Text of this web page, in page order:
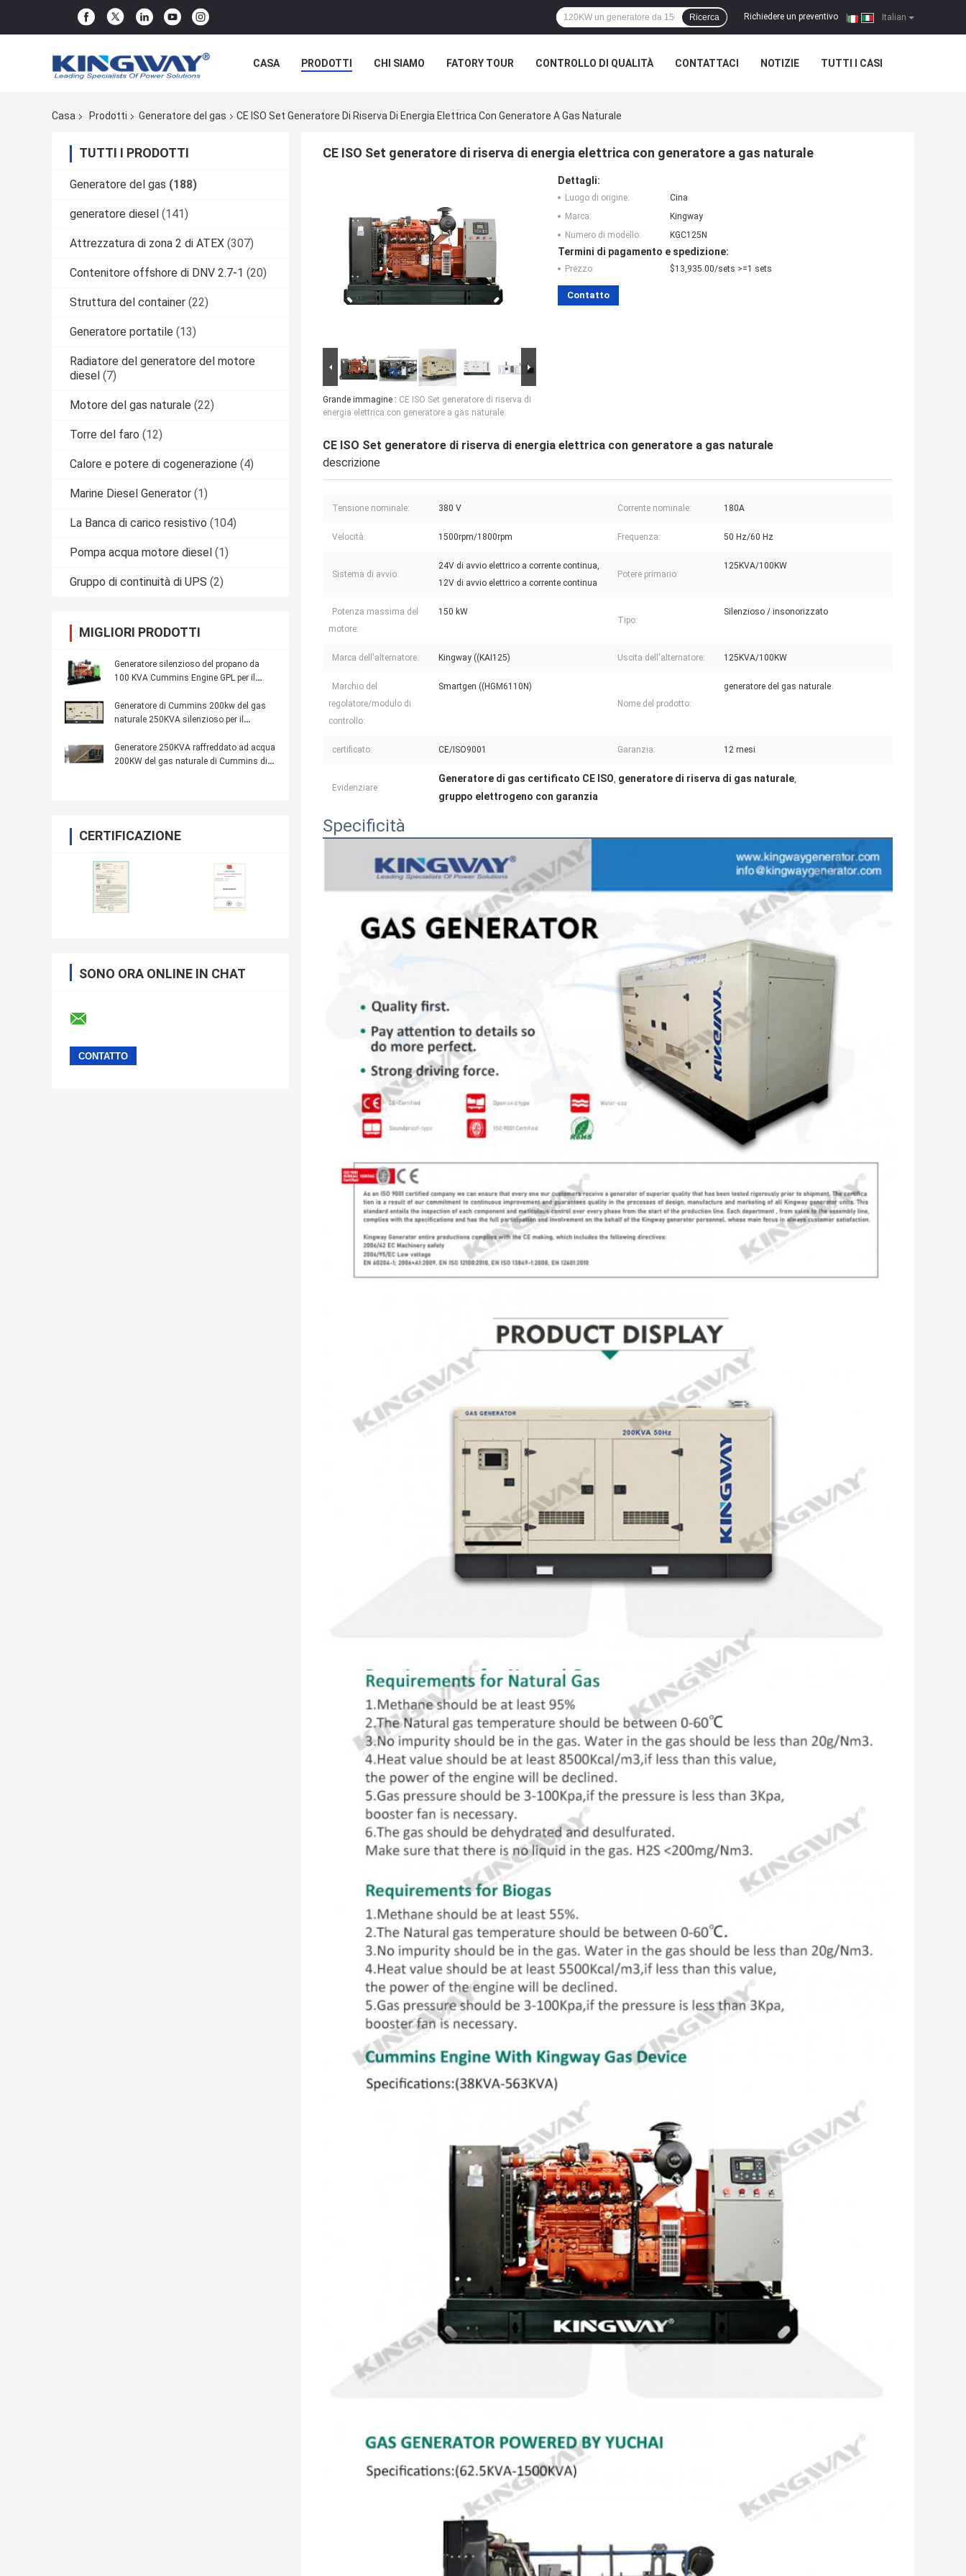
Italian
Richiedere un preventivo |
Ricerca
CASA PRODOTTI CHI SIAMO FATORY TOUR CONTROLLO DI QUALITÀ CONTATTACI NOTIZIE TUTTI I CASI
Casa Prodotti Generatore del gas CE ISO Set Generatore Di Riserva Di Energia Elettrica Con Generatore A Gas Naturale
TUTTI I PRODOTTI
Generatore del gas (188)
generatore diesel (141)
Attrezzatura di zona 2 di ATEX (307)
Contenitore offshore di DNV 2.7-1 (20)
Struttura del container (22)
Generatore portatile (13)
Radiatore del generatore del motore
diesel (7)
Motore del gas naturale (22)
Torre del faro (12)
Calore e potere di cogenerazione (4)
Marine Diesel Generator (1)
La Banca di carico resistivo (104)
Pompa acqua motore diesel (1)
Gruppo di continuità di UPS (2)
MIGLIORI PRODOTTI
Generatore silenzioso del propano da
100 KVA Cummins Engine GPL per il
calore del gas
Generatore di Cummins 200kw del gas
naturale 250KVA silenzioso per il
calore del gas
Generatore 250KVA raffreddato ad acqua
200KW del gas naturale di Cummins di
CERTIFICAZIONE
SONO ORA ONLINE IN CHAT
CE ISO Set generatore di riserva di energia elettrica con generatore a gas naturale
Grande immagine : CE ISO Set generatore di riserva di
energia elettrica con generatore a gas naturale
Dettagli:
Luogo di origine:
Cina
Marca:
Kingway
Numero di modello:
KGC125N
Termini di pagamento e spedizione:
Prezzo: $13,935.00/sets >=1 sets
Contatto
CE ISO Set generatore di riserva di energia elettrica con generatore a gas naturale
descrizione
Tensione nominale: 380 V Corrente nominale: 180A
Velocità: 1500rpm/1800rpm Frequenza: 50 Hz/60 Hz
Sistema di avvio:
24V di avvio elettrico a corrente continua,
12V di avvio elettrico a corrente continua
Potere primario:
125KVA/100KW
Potenza massima del
motore:
150 kW
Tipo:
Silenzioso / insonorizzato
Marca dell'alternatore: Kingway ((KAI125) Uscita dell'alternatore: 125KVA/100KW
Marchio del
regolatore/modulo di
controllo:
Smartgen ((HGM6110N)
Nome del prodotto:
generatore del gas naturale
certificato: CE/ISO9001 Garanzia: 12 mesi
Evidenziare:
Generatore di gas certificato CE ISO, generatore di riserva di gas naturale,
gruppo elettrogeno con garanzia
Specificità